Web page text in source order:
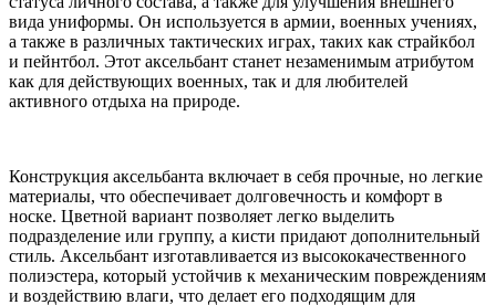
вида униформы. Он используется в армии, военных учениях,
а также в различных тактических играх, таких как страйкбол
и пейнтбол. Этот аксельбант станет незаменимым атрибутом
как для действующих военных, так и для любителей
активного отдыха на природе.
Конструкция аксельбанта включает в себя прочные, но легкие
материалы, что обеспечивает долговечность и комфорт в
носке. Цветной вариант позволяет легко выделить
подразделение или группу, а кисти придают дополнительный
стиль. Аксельбант изготавливается из высококачественного
полиэстера, который устойчив к механическим повреждениям
и воздействию влаги, что делает его подходящим для